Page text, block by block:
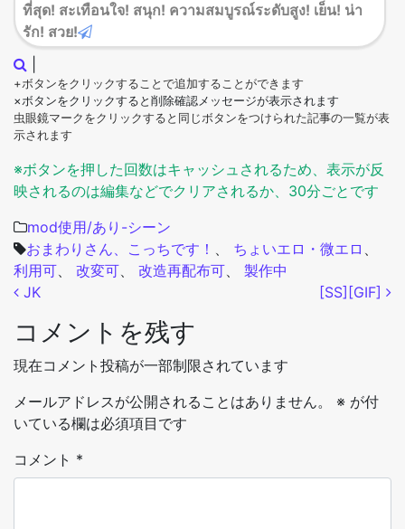
ที่สุด! สะเทือนใจ! สนุก! ความสมบูรณ์ระดับสูง! เย็น! น่า
รัก! สวย!
+ボタンをクリックすることで追加することができます
×ボタンをクリックすると削除確認メッセージが表示されます
虫眼鏡マークをクリックすると同じボタンをつけられた記事の一覧が表
示されます
※ボタンを押した回数はキャッシュされるため、表示が反
映されるのは編集などでクリアされるか、30分ごとです
mod使用/あり-シーン
おまわりさん、こっちです！ 、 ちょいエロ・微エロ 、
利用可、 改変可、 改造再配布可、 製作中
投稿ナビゲーション
JK [SS][GIF]
コメントを残す
現在コメント投稿が一部制限されています
メールアドレスが公開されることはありません。
※ が付
いている欄は必須項目です
コメント *